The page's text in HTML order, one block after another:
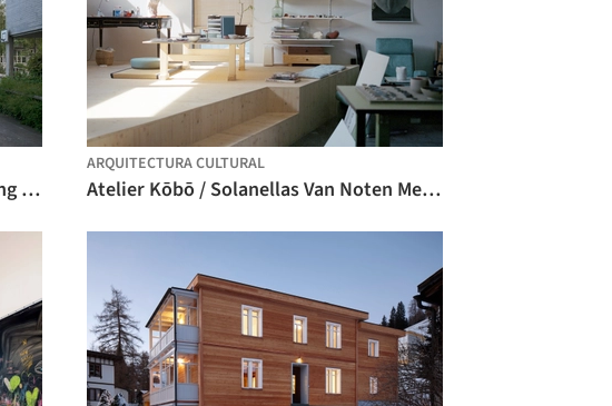
Gimnasio y piscina cubierta Vogelsang / MET Architects
ARQUITECTURA CULTURAL
Atelier Kōbō / Solanellas Van Noten Meister Architekten